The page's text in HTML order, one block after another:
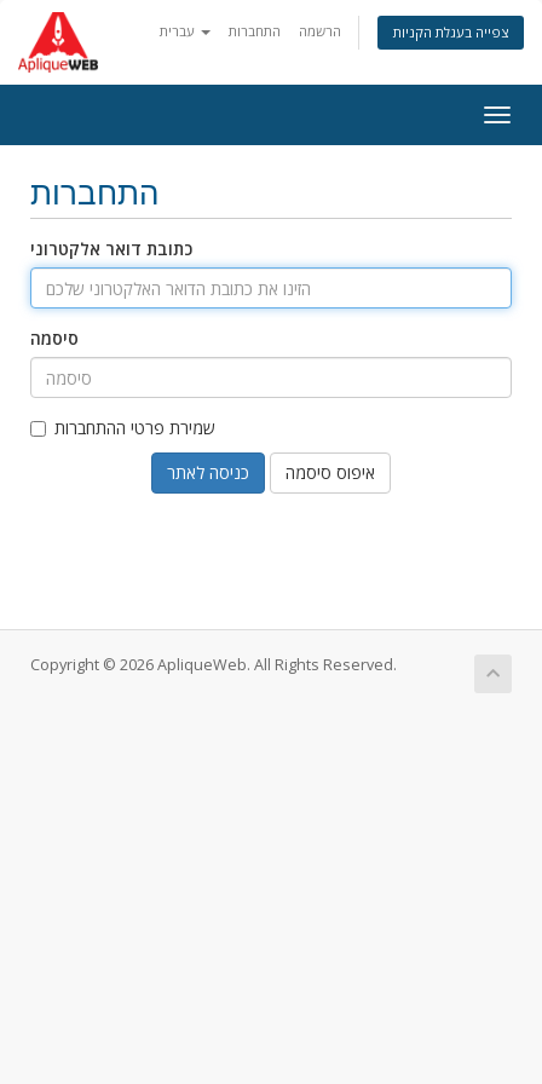
התחברות הרשמה צפייה בעגלת הקניות
התחברות
כתובת דואר אלקטרוני
סיסמה
שמירת פרטי ההתחברות
איפוס סיסמה
Copyright © 2026 ApliqueWeb. All Rights Reserved.